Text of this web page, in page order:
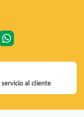
servicio al cliente.